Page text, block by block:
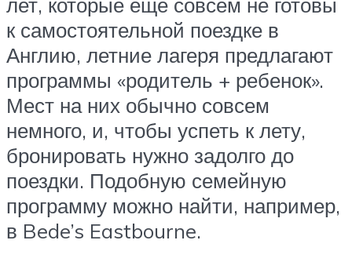
к самостоятельной поездке в
Англию, летние лагеря предлагают
программы «родитель + ребенок».
Мест на них обычно совсем
немного, и, чтобы успеть к лету,
бронировать нужно задолго до
поездки. Подобную семейную
программу можно найти, например,
в Bede’s Eastbourne.